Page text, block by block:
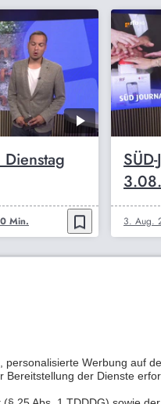
Dienstag
Min. bookmark_border 3. Aug.